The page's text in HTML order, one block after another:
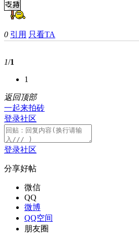
0 引用 只看TA
1/1
1
返回顶部
一起来拍砖
登录社区
登录社区
分享好帖
微信
QQ
微博
QQ空间
朋友圈